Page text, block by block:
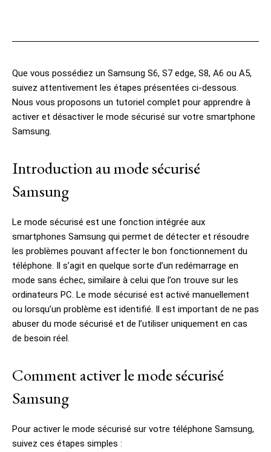
Que vous possédiez un Samsung S6, S7 edge, S8, A6 ou A5,
suivez attentivement les étapes présentées ci-dessous.
Nous vous proposons un tutoriel complet pour apprendre à
activer et désactiver le mode sécurisé sur votre smartphone
Samsung.
Introduction au mode sécurisé
Samsung
Le mode sécurisé est une fonction intégrée aux
smartphones Samsung qui permet de détecter et résoudre
les problèmes pouvant affecter le bon fonctionnement du
téléphone. Il s’agit en quelque sorte d’un redémarrage en
mode sans échec, similaire à celui que l’on trouve sur les
ordinateurs PC. Le mode sécurisé est activé manuellement
ou lorsqu’un problème est identifié. Il est important de ne pas
abuser du mode sécurisé et de l’utiliser uniquement en cas
de besoin réel.
Comment activer le mode sécurisé
Samsung
Pour activer le mode sécurisé sur votre téléphone Samsung,
suivez ces étapes simples :